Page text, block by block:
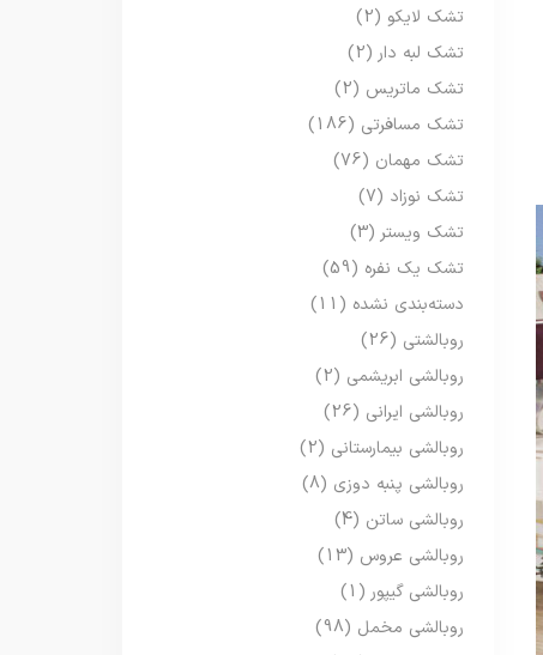
تشک لایکو (2)
تشک لبه دار (2)
تشک ماتریس (2)
تشک مسافرتی (186)
تشک مهمان (76)
تشک نوزاد (7)
تشک ویستر (3)
تشک یک نفره (59)
دسته‌بندی نشده (11)
روبالشتی (26)
روبالشی ابریشمی (2)
روبالشی ایرانی (26)
روبالشی بیمارستانی (2)
روبالشی پنبه دوزی (8)
روبالشی ساتن (4)
روبالشی عروس (13)
روبالشی گیپور (1)
روبالشی مخمل (98)